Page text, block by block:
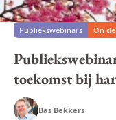
Publiekswebinars On
toekomst bij
Bas Bekkers